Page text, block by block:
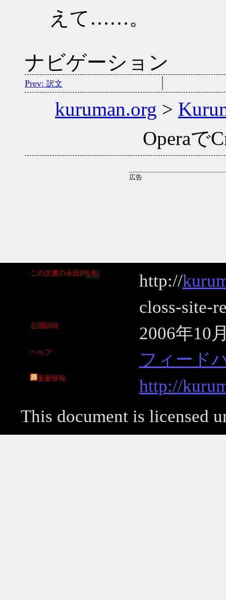
えて……。
ナビゲーション
訳文
kuruman.org >
Operaで
この文書の永続的URI http://
closs-site-
公開日時 2006年10
ヘルプ フィード
更新情報
http://
This document is licensed